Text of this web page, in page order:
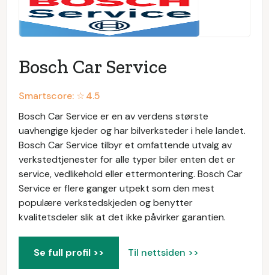
Bosch Car Service
Smartscore: ☆4.5
Bosch Car Service er en av verdens største
uavhengige kjeder og har bilverksteder i hele landet.
Bosch Car Service tilbyr et omfattende utvalg av
verkstedtjenester for alle typer biler enten det er
service, vedlikehold eller ettermontering. Bosch Car
Service er flere ganger utpekt som den mest
populære verkstedskjeden og benytter
kvalitetsdeler slik at det ikke påvirker garantien.
Se full profil >> Til nettsiden >>